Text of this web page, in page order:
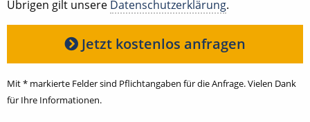
Übrigen gilt unsere Datenschutzerklärung.
Jetzt kostenlos anfragen
Mit * markierte Felder sind Pflichtangaben für die Anfrage. Vielen Dank
für Ihre Informationen.